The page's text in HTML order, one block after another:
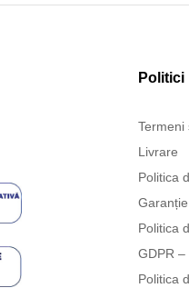
Politici
Termeni
Livrare
Politica
Garanție
Politica
GDPR
Politica